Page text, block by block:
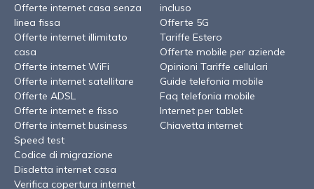
Offerte internet casa senza
linea fissa
Offerte internet illimitato
casa
Offerte internet WiFi
Offerte internet satellitare
Offerte ADSL
Offerte internet e fisso
Offerte internet business
Speed test
Codice di migrazione
Disdetta internet casa
Verifica copertura internet
incluso
Offerte 5G
Tariffe Estero
Offerte mobile per aziende
Opinioni Tariffe cellulari
Guide telefonia mobile
Faq telefonia mobile
Internet per tablet
Chiavetta internet